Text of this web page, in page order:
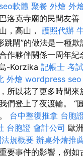
軟體 聚餐 外燴 外
洛克寺廟的民間友
，高山， 護照代辦
跳閘”的做法是一種
作夥伴關係一周年紀
-Korzika 記帳士 考
外燴 wordpress seo
所以花了更多時間來
們登上了夜渡輪。 “
台中整復推拿 台胞
台胞證 會計公司 歐
規概要 辦桌外燴推
要事件的影響，例